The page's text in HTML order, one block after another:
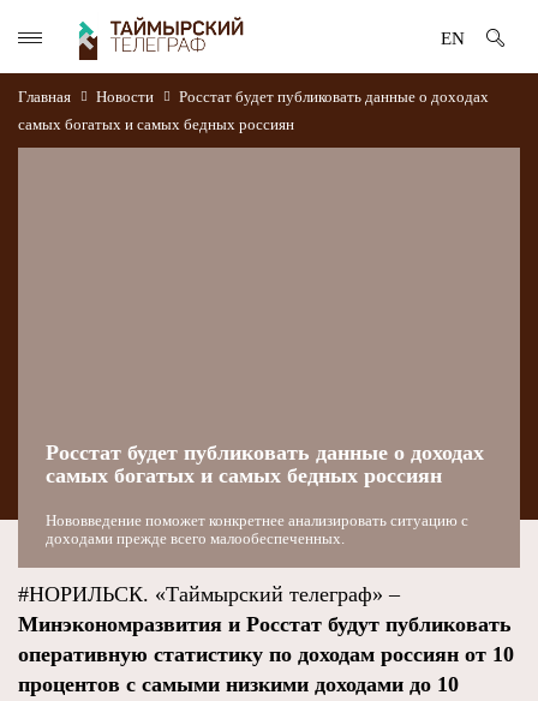
EN
Главная Новости
Росстат будет публиковать данные о доходах
самых богатых и самых бедных россиян
Росстат будет публиковать данные о доходах
самых богатых и самых бедных россиян
Нововведение поможет конкретнее анализировать ситуацию с
доходами прежде всего малообеспеченных.
#НОРИЛЬСК. «Таймырский телеграф» –
Минэкономразвития и Росстат будут публиковать
оперативную статистику по доходам россиян от 10
процентов с самыми низкими доходами до 10